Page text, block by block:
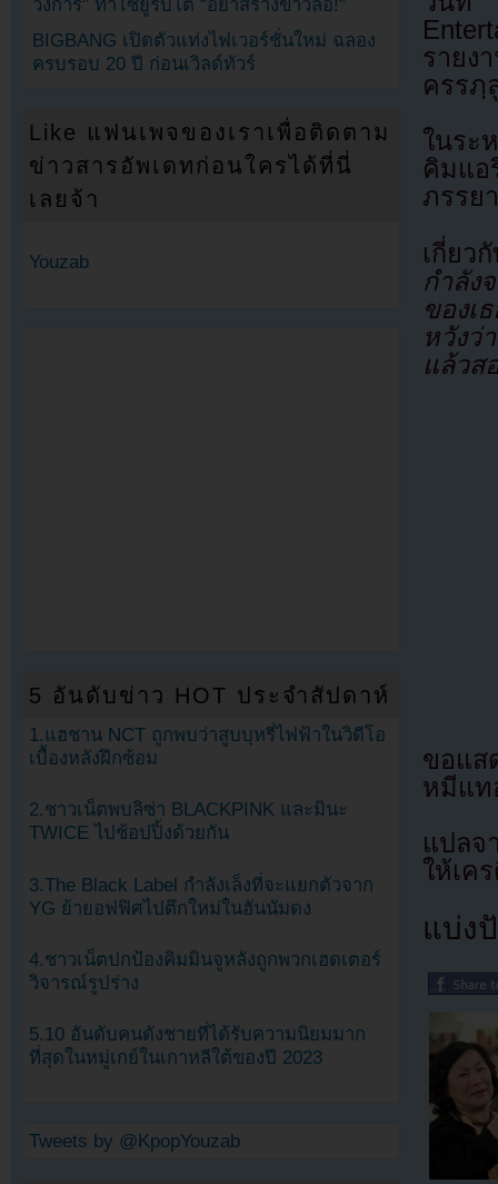
รายง
ครรภฺ
ในระ
คิมแอ
ภรรย
เกี่ยว
กำลัง
ของเ
หวังว่
แล้วส
ขอแส
หมีแท
แปล
ให้เค
แบ่ง
วงการ” ทำโซยูรีบโต้ “อย่าสร้างข่าวลือ!”
BIGBANG เปิดตัวแท่งไฟเวอร์ชั่นใหม่ ฉลอง
ครบรอบ 20 ปี ก่อนเวิลด์ทัวร์
Like แฟนเพจของเราเพื่อติดตาม
ข่าวสารอัพเดทก่อนใครได้ที่นี่
เลยจ้า
Youzab
5 อันดับข่าว HOT ประจำสัปดาห์
1.แฮชาน NCT ถูกพบว่าสูบบุหรี่ไฟฟ้าในวิดีโอ
เบื้องหลังฝึกซ้อม
2.ชาวเน็ตพบลิซ่า BLACKPINK และมินะ
TWICE ไปช้อปปิ้งด้วยกัน
3.The Black Label กำลังเล็งที่จะแยกตัวจาก
YG ย้ายอฟฟิศไปตึกใหม่ในฮันนัมดง
4.ชาวเน็ตปกป้องคิมมินจูหลังถูกพวกเฮดเตอร์
วิจารณ์รูปร่าง
5.10 อันดับคนดังชายที่ได้รับความนิยมมาก
ที่สุดในหมู่เกย์ในเกาหลีใต้ของปี 2023
Tweets by @KpopYouzab